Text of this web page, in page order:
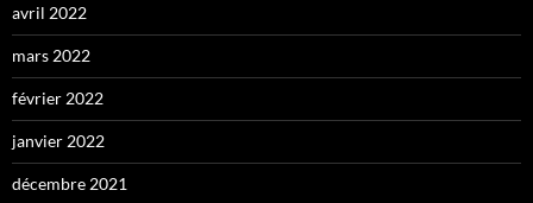
avril 2022
mars 2022
février 2022
janvier 2022
décembre 2021